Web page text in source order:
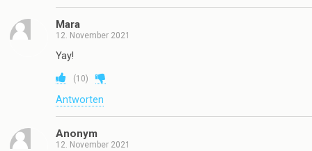
Mara
12. November 2021
Yay!
(10)
Antworten
Anonym
12. November 2021